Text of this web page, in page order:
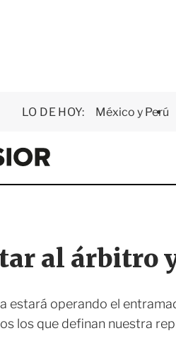
LO DE HOY: México y Perú
E
x
e
r
al árbitro
estará operando el
los que definan nuestra